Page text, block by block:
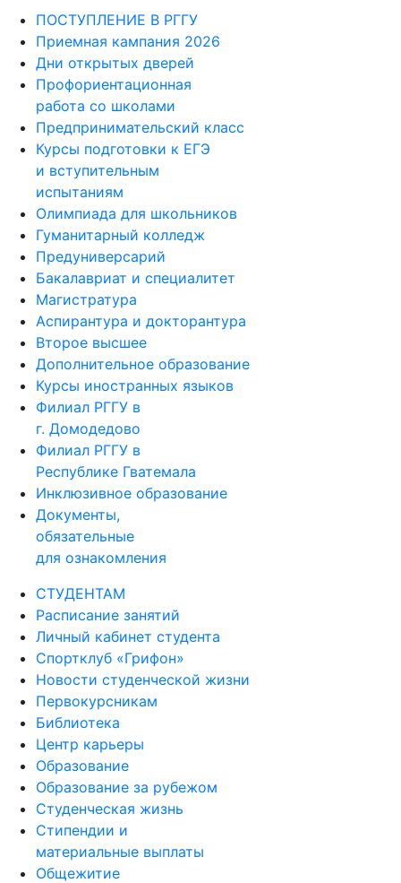
ПОСТУПЛЕНИЕ В РГГУ
Приемная кампания 2026
Дни открытых дверей
Профориентационная
работа со школами
Предпринимательский класс
Курсы подготовки к ЕГЭ
и вступительным
испытаниям
Олимпиада для школьников
Гуманитарный колледж
Предуниверсарий
Бакалавриат и специалитет
Магистратура
Аспирантура и докторантура
Второе высшее
Дополнительное образование
Курсы иностранных языков
Филиал РГГУ в
г. Домодедово
Филиал РГГУ в
Республике Гватемала
Инклюзивное образование
Документы,
обязательные
для ознакомления
СТУДЕНТАМ
Расписание занятий
Личный кабинет студента
Спортклуб «Грифон»
Новости студенческой жизни
Первокурсникам
Библиотека
Центр карьеры
Образование
Образование за рубежом
Студенческая жизнь
Стипендии и
материальные выплаты
Общежитие